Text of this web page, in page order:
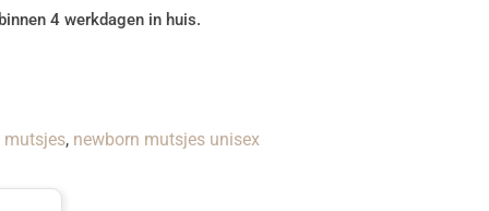
4 werkdagen in huis.
mutsjes, newborn mutsjes unisex